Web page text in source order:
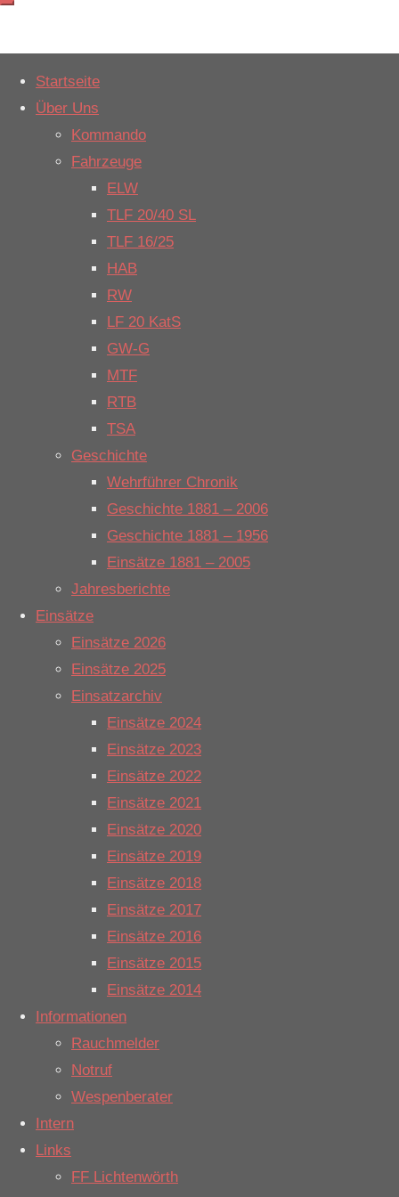
Inhalt
Startseite
Über Uns
Kommando
Fahrzeuge
ELW
TLF 20/40 SL
TLF 16/25
HAB
RW
LF 20 KatS
GW-G
MTF
RTB
TSA
Geschichte
Wehrführer Chronik
Geschichte 1881 – 2006
Geschichte 1881 – 1956
Einsätze 1881 – 2005
Jahresberichte
Einsätze
Einsätze 2026
Einsätze 2025
Einsatzarchiv
Einsätze 2024
Einsätze 2023
Einsätze 2022
Einsätze 2021
Einsätze 2020
Einsätze 2019
Einsätze 2018
Einsätze 2017
Einsätze 2016
Einsätze 2015
Einsätze 2014
Informationen
Rauchmelder
Notruf
Wespenberater
Intern
Links
FF Lichtenwörth
Datum:
Uhrzeit:11:45
Einsatzmeldung:
Einsatzort:
Einsatzort:
Alarmierungsart:
Nummer:
Datum:
Uhrzeit:
Einsatzmeldung:
Einsatzort:
Alarmierungsart:
Nummer:
Datum:
Uhrzeit: